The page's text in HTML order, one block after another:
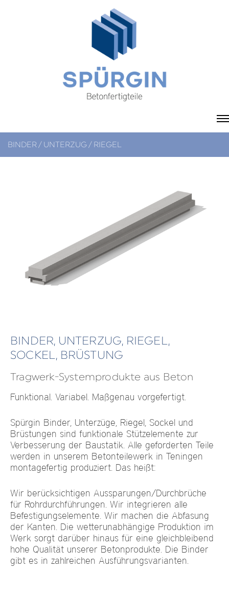
BINDER / UNTERZUG / RIEGEL
BINDER, UNTERZUG, RIEGEL,
SOCKEL, BRÜSTUNG
Tragwerk-Systemprodukte aus Beton
Funktional. Variabel. Maßgenau vorgefertigt.
Spürgin Binder, Unterzüge, Riegel, Sockel und
Brüstungen sind funktionale Stützelemente zur
Verbesserung der Baustatik. Alle geforderten Teile
werden in unserem Betonteilewerk in Teningen
montagefertig produziert. Das heißt:
Wir berücksichtigen Aussparungen/Durchbrüche
für Rohrdurchführungen. Wir integrieren alle
Befestigungselemente. Wir machen die Abfasung
der Kanten. Die wetterunabhängige Produktion im
Werk sorgt darüber hinaus für eine gleichbleibend
hohe Qualität unserer Betonprodukte. Die Binder
gibt es in zahlreichen Ausführungsvarianten.